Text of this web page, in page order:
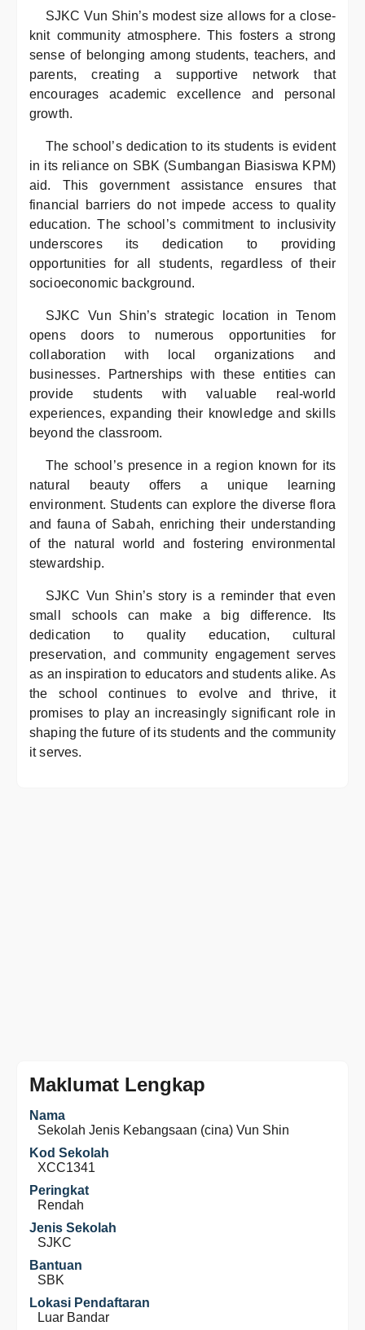
SJKC Vun Shin’s modest size allows for a close-
knit community atmosphere. This fosters a strong
sense of belonging among students, teachers, and
parents, creating a supportive network that
encourages academic excellence and personal
growth.
The school’s dedication to its students is evident
in its reliance on SBK (Sumbangan Biasiswa KPM)
aid. This government assistance ensures that
financial barriers do not impede access to quality
education. The school’s commitment to inclusivity
underscores its dedication to providing
opportunities for all students, regardless of their
socioeconomic background.
SJKC Vun Shin’s strategic location in Tenom
opens doors to numerous opportunities for
collaboration with local organizations and
businesses. Partnerships with these entities can
provide students with valuable real-world
experiences, expanding their knowledge and skills
beyond the classroom.
The school’s presence in a region known for its
natural beauty offers a unique learning
environment. Students can explore the diverse flora
and fauna of Sabah, enriching their understanding
of the natural world and fostering environmental
stewardship.
SJKC Vun Shin’s story is a reminder that even
small schools can make a big difference. Its
dedication to quality education, cultural
preservation, and community engagement serves
as an inspiration to educators and students alike. As
the school continues to evolve and thrive, it
promises to play an increasingly significant role in
shaping the future of its students and the community
it serves.
Maklumat Lengkap
Nama
Sekolah Jenis Kebangsaan (cina) Vun Shin
Kod Sekolah
XCC1341
Peringkat
Rendah
Jenis Sekolah
SJKC
Bantuan
SBK
Lokasi Pendaftaran
Luar Bandar